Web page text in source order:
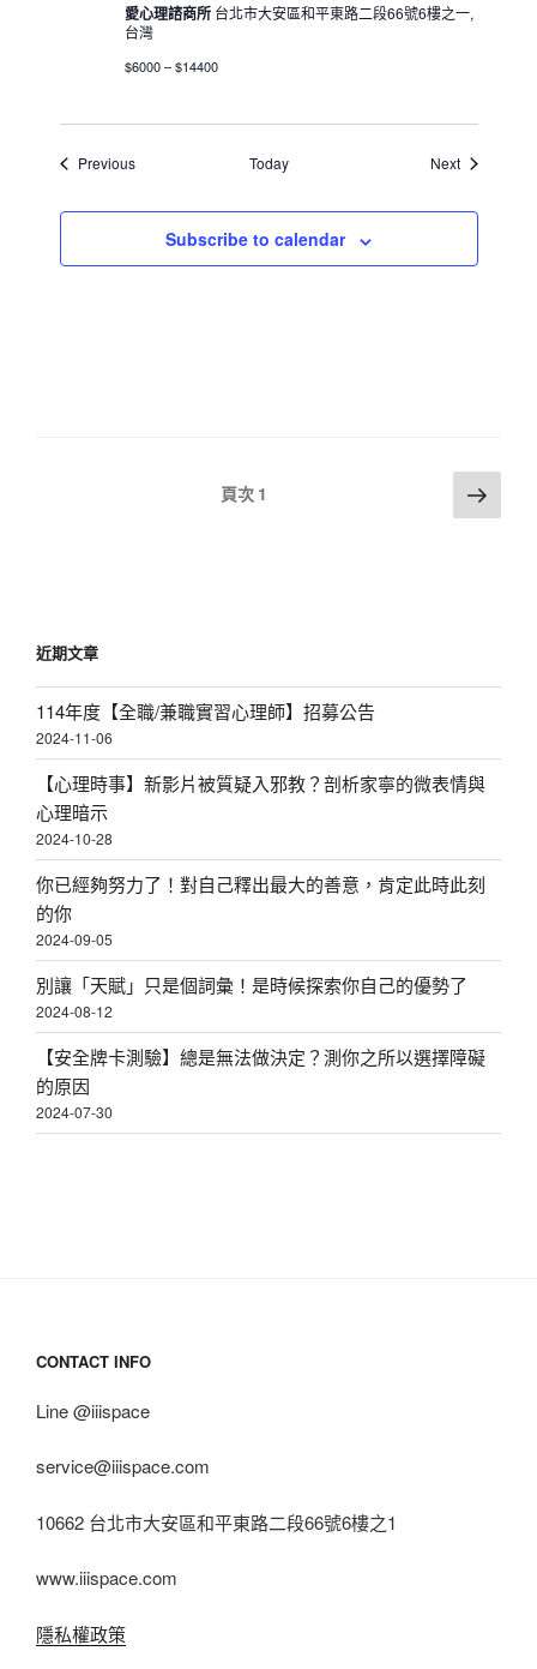
愛心理諮商所 台北市大安區和平東路二段66號6樓之一,
台灣
$6000 – $14400
PreviousEvents Today NextEvents
Subscribe to calendar
頁次 1 下
一
近期文章
114年度【全職/兼職實習心理師】招募公告
2024-11-06
【心理時事】新影片被質疑入邪教？剖析家寧的微表情與
心理暗示
2024-10-28
你已經夠努力了！對自己釋出最大的善意，肯定此時此刻
的你
2024-09-05
別讓「天賦」只是個詞彙！是時候探索你自己的優勢了
2024-08-12
【安全牌卡測驗】總是無法做決定？測你之所以選擇障礙
的原因
2024-07-30
CONTACT INFO
Line @iiispace
service@iiispace.com
10662 台北市大安區和平東路二段66號6樓之1
www.iiispace.com
隱私權政策